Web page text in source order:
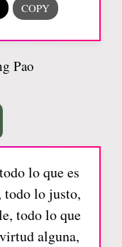
lo que es
todo lo justo,
todo lo que
alguna,